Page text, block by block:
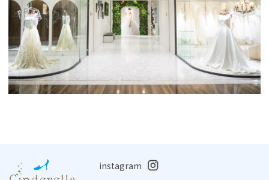
instagram